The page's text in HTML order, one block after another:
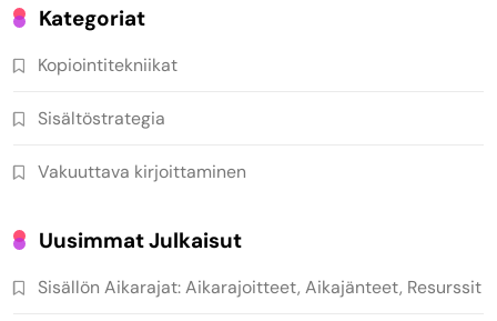
Kategoriat
Kopiointitekniikat
Sisältöstrategia
Vakuuttava kirjoittaminen
Uusimmat Julkaisut
Sisällön Aikarajat: Aikarajoitteet, Aikajänteet, Resurssit